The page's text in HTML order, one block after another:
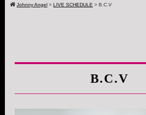
Johnny Angel > LIVE SCHEDULE > B.C.V
B.C.V